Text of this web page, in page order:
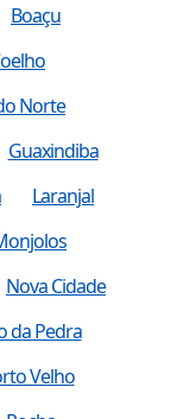
Boaçu
Norte
Guaxindiba
Laranjal
Nova Cidade
da Pedra
Velho